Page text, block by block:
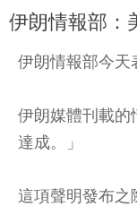
伊朗情報部：
伊朗情報部今天
伊朗媒體刊載的
達成。」
這項聲明發布之